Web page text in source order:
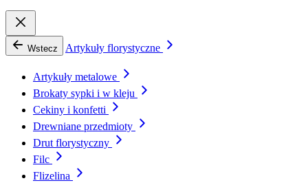
Wstecz Artykuły florystyczne
Artykuły metalowe
Brokaty sypki i w kleju
Cekiny i konfetti
Drewniane przedmioty
Drut florystyczny
Filc
Flizelina